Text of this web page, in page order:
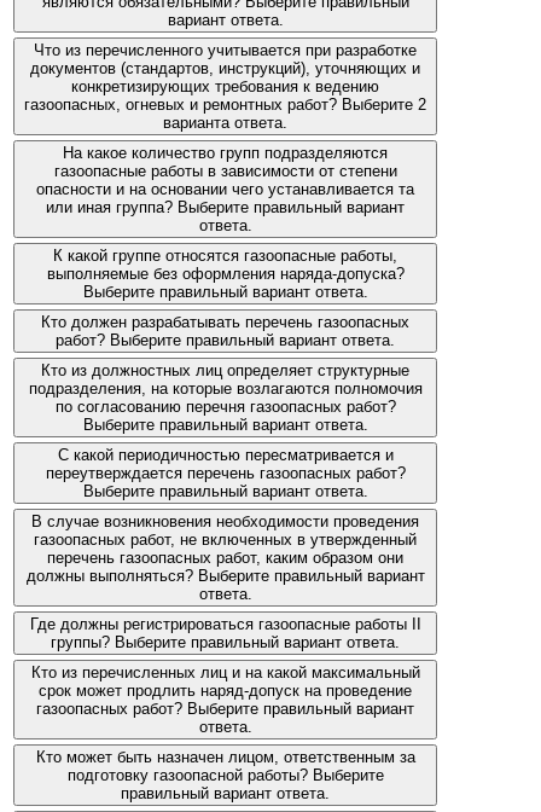
вариант ответа.
Что из перечисленного учитывается при разработке
документов (стандартов, инструкций), уточняющих и
конкретизирующих требования к ведению
газоопасных, огневых и ремонтных работ? Выберите 2
варианта ответа.
На какое количество групп подразделяются
газоопасные работы в зависимости от степени
опасности и на основании чего устанавливается та
или иная группа? Выберите правильный вариант
ответа.
К какой группе относятся газоопасные работы,
выполняемые без оформления наряда-допуска?
Выберите правильный вариант ответа.
Кто должен разрабатывать перечень газоопасных
работ? Выберите правильный вариант ответа.
Кто из должностных лиц определяет структурные
подразделения, на которые возлагаются полномочия
по согласованию перечня газоопасных работ?
Выберите правильный вариант ответа.
С какой периодичностью пересматривается и
переутверждается перечень газоопасных работ?
Выберите правильный вариант ответа.
В случае возникновения необходимости проведения
газоопасных работ, не включенных в утвержденный
перечень газоопасных работ, каким образом они
должны выполняться? Выберите правильный вариант
ответа.
Где должны регистрироваться газоопасные работы II
группы? Выберите правильный вариант ответа.
Кто из перечисленных лиц и на какой максимальный
срок может продлить наряд-допуск на проведение
газоопасных работ? Выберите правильный вариант
ответа.
Кто может быть назначен лицом, ответственным за
подготовку газоопасной работы? Выберите
правильный вариант ответа.